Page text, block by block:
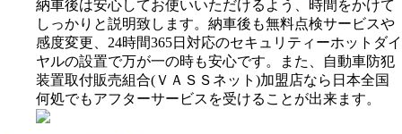
納車後は安心してお使いいただけるよう、時間をかけて
しっかりと説明致します。納車後も無料点検サービスや
感度変更、24時間365日対応のセキュリティーホットダイ
ヤルの設置で万が一の時も安心です。また、自動車防犯
装置取付販売組合(ＶＡＳＳネット)加盟店なら日本全国
何処でもアフターサービスを受けることが出来ます。